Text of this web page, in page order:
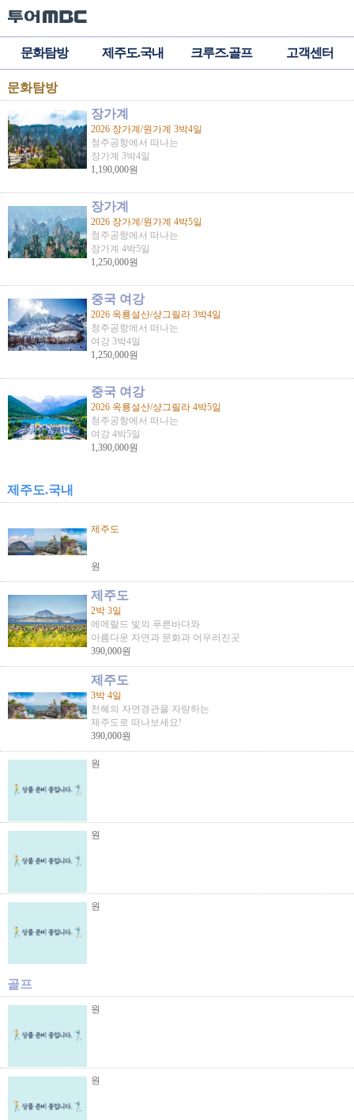
문화탐방 제주도.국내 크루즈.골프 고객센터
문화탐방
장가계
2026 장가계/원가계 3박4일
청주공항에서 떠나는
장가계 3박4일
1,190,000원
장가계
2026 장가계/원가계 4박5일
청주공항에서 떠나는
장가계 4박5일
1,250,000원
중국 여강
2026 옥룡설산/샹그릴라 3박4일
청주공항에서 떠나는
여강 3박4일
1,250,000원
중국 여강
2026 옥룡설산/샹그릴라 4박5일
청주공항에서 떠나는
여강 4박5일
1,390,000원
제주도.국내
제주도
원
제주도
2박 3일
에메랄드 빛의 푸른바다와
아름다운 자연과 문화과 어우러진곳
390,000원
제주도
3박 4일
천혜의 자연경관을 자랑하는
제주도로 떠나보세요!
390,000원
원
원
원
골프
원
원